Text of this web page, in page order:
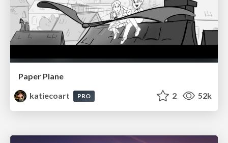
Paper Plane
katiecoart
PRO 2 52k